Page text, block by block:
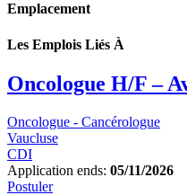
Emplacement
Les Emplois Liés À
Oncologue H/F –
Oncologue - Cancérologue
Vaucluse
CDI
Application ends: 05/11/2026
Postuler